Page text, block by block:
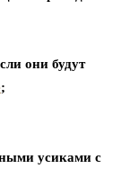
они будут
;
усиками с